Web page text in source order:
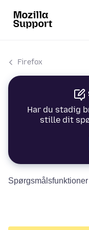
Firefox
Har du stadig
stille dit
Spørgsmålsfunktioner